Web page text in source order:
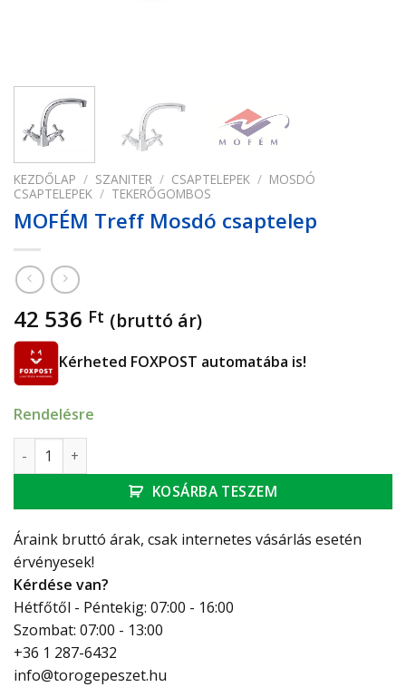
KEZDŐLAP / SZANITER / CSAPTELEPEK / MOSDÓ
CSAPTELEPEK / TEKERŐGOMBOS
MOFÉM Treff Mosdó csaptelep
42 536 Ft (bruttó ár)
Kérheted FOXPOST automatába is!
Rendelésre
MOFÉM Treff Mosdó csaptelep mennyiség
KOSÁRBA TESZEM
Áraink bruttó árak, csak internetes vásárlás esetén
érvényesek!
Kérdése van?
Hétfőtől - Péntekig: 07:00 - 16:00
Szombat: 07:00 - 13:00
+36 1 287-6432
info@torogepeszet.hu